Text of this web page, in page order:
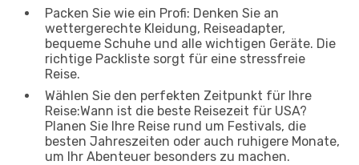
Packen Sie wie ein Profi: Denken Sie an
wettergerechte Kleidung, Reiseadapter,
bequeme Schuhe und alle wichtigen Geräte. Die
richtige Packliste sorgt für eine stressfreie
Reise.
Wählen Sie den perfekten Zeitpunkt für Ihre
Reise:Wann ist die beste Reisezeit für USA?
Planen Sie Ihre Reise rund um Festivals, die
besten Jahreszeiten oder auch ruhigere Monate,
um Ihr Abenteuer besonders zu machen.